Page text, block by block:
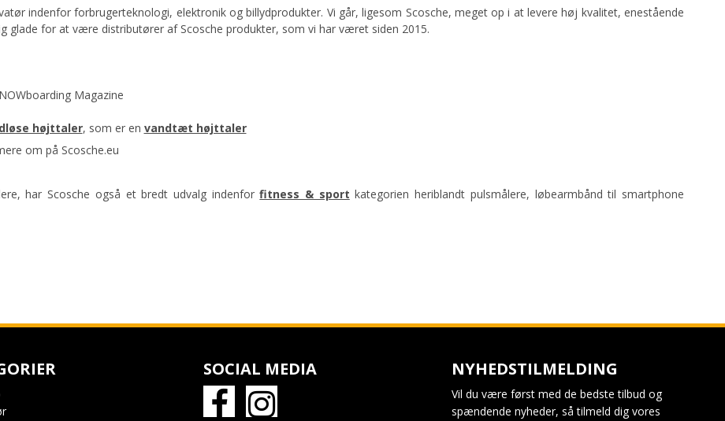
indenfor forbrugerteknologi, elektronik og billydprodukter. Vi går, ligesom Scosche, meget op i at levere høj kvalitet, enestående
glade for at være distributører af Scosche produkter, som vi har været siden 2015.
Magazine
højttaler, som er en vandtæt højttaler
om på Scosche.eu
har Scosche også et bredt udvalg indenforfitness & sport kategorien heriblandt pulsmålere, løbearmbånd til smartphone
SOCIAL MEDIA NYHEDSTILMELDING
Vil du være først med de bedste tilbud og
spændende nyheder, så tilmeld dig vores